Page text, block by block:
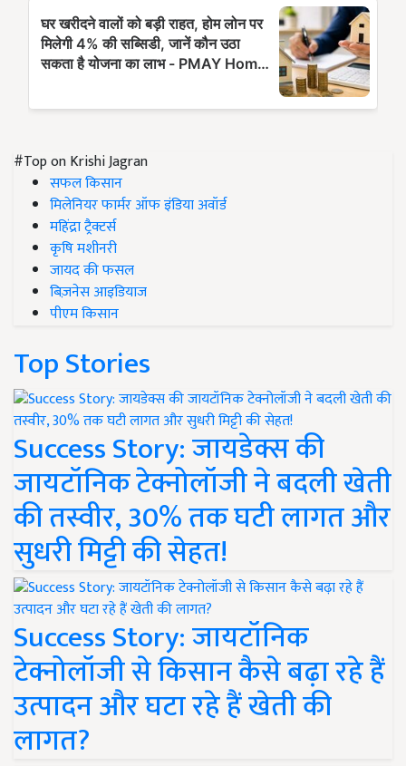
#Top on Krishi Jagran
सफल किसान
मिलेनियर फार्मर ऑफ इंडिया अवॉर्ड
महिंद्रा ट्रैक्टर्स
कृषि मशीनरी
जायद की फसल
बिज़नेस आइडियाज
पीएम किसान
Top Stories
Success Story: जायडेक्स की
जायटॉनिक टेक्नोलॉजी ने बदली खेती
की तस्वीर, 30% तक घटी लागत और
सुधरी मिट्टी की सेहत!
Success Story: जायटॉनिक
टेक्नोलॉजी से किसान कैसे बढ़ा रहे हैं
उत्पादन और घटा रहे हैं खेती की
लागत?